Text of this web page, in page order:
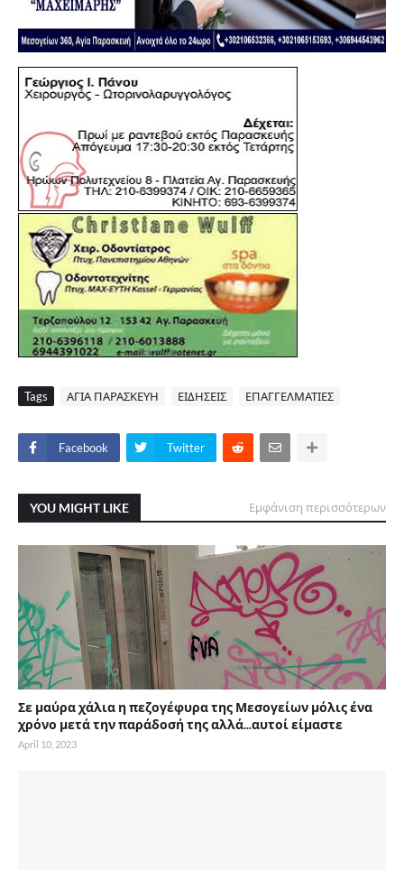
Tags ΑΓΙΑ ΠΑΡΑΣΚΕΥΗ ΕΙΔΗΣΕΙΣ ΕΠΑΓΓΕΛΜΑΤΙΕΣ
Facebook Twitter
YOU MIGHT LIKE Εμφάνιση περισσότερων
Σε μαύρα χάλια η πεζογέφυρα της Μεσογείων μόλις ένα
χρόνο μετά την παράδοσή της αλλά...αυτοί είμαστε
April 10, 2023